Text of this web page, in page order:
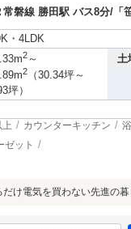
常磐線 勝田駅 バス8分/「
・4LDK
2～
2
（30.34坪～
坪）
土
上 カウンターキッチン
ゼット
け電気を買わない先進の暮